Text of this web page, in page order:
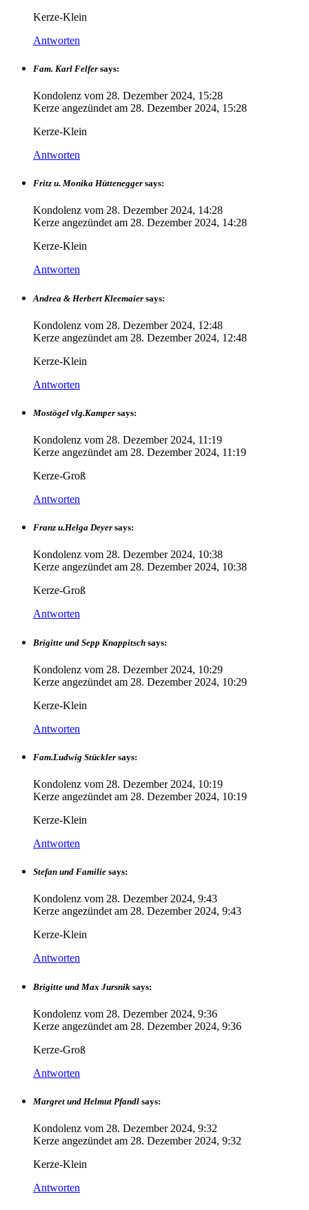
Kerze-Klein
Antworten
Fam. Karl Felfer says:
Kondolenz vom 28. Dezember 2024, 15:28
Kerze angezündet am 28. Dezember 2024, 15:28
Kerze-Klein
Antworten
Fritz u. Monika Hüttenegger says:
Kondolenz vom 28. Dezember 2024, 14:28
Kerze angezündet am 28. Dezember 2024, 14:28
Kerze-Klein
Antworten
Andrea & Herbert Kleemaier says:
Kondolenz vom 28. Dezember 2024, 12:48
Kerze angezündet am 28. Dezember 2024, 12:48
Kerze-Klein
Antworten
Mostögel vlg.Kamper says:
Kondolenz vom 28. Dezember 2024, 11:19
Kerze angezündet am 28. Dezember 2024, 11:19
Kerze-Groß
Antworten
Franz u.Helga Deyer says:
Kondolenz vom 28. Dezember 2024, 10:38
Kerze angezündet am 28. Dezember 2024, 10:38
Kerze-Groß
Antworten
Brigitte und Sepp Knappitsch says:
Kondolenz vom 28. Dezember 2024, 10:29
Kerze angezündet am 28. Dezember 2024, 10:29
Kerze-Klein
Antworten
Fam.Ludwig Stückler says:
Kondolenz vom 28. Dezember 2024, 10:19
Kerze angezündet am 28. Dezember 2024, 10:19
Kerze-Klein
Antworten
Stefan und Familie says:
Kondolenz vom 28. Dezember 2024, 9:43
Kerze angezündet am 28. Dezember 2024, 9:43
Kerze-Klein
Antworten
Brigitte und Max Jursnik says:
Kondolenz vom 28. Dezember 2024, 9:36
Kerze angezündet am 28. Dezember 2024, 9:36
Kerze-Groß
Antworten
Margret und Helmut Pfandl says:
Kondolenz vom 28. Dezember 2024, 9:32
Kerze angezündet am 28. Dezember 2024, 9:32
Kerze-Klein
Antworten